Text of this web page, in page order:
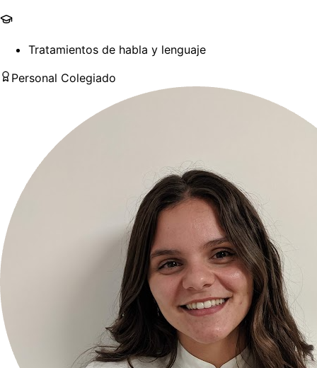
Tratamientos de habla y lenguaje
Personal Colegiado